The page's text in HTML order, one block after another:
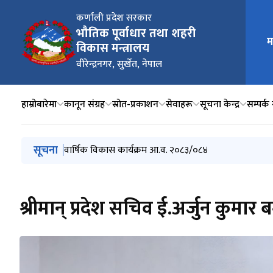
कर्णाली प्रदेश सरकार
भौतिक पूर्वाधार तथा शहरी
विकास मन्त्रालय
वीरेन्द्रनगर, सुर्खेत, नेपाल
मुख्य
हाम्रोबारेमा कानून संग्रह स्रोत-प्रकाशन सेवाहरू सूचना केन्द्र सम्पर्क
मुख्य नेभिगेसनमा जानुहोस्
सूचना सडक मर्मत सम्भार निर्देशिका
वार्षिक विकास कार्यक्रम आ.व. २०८३/०८४
यातायात क्षेत्रको जेठ महिनासम्मको राजश्व विवरण
मन्त्रालय र मातहत निकायको बैशाख महिनासम्मको वित्तीय
प्रदेश योजना आयोगको PPBMIS प्रणालीको ROASTER
श्रीमान् प्रदेश सचिव ई.अर्जुन कुमार